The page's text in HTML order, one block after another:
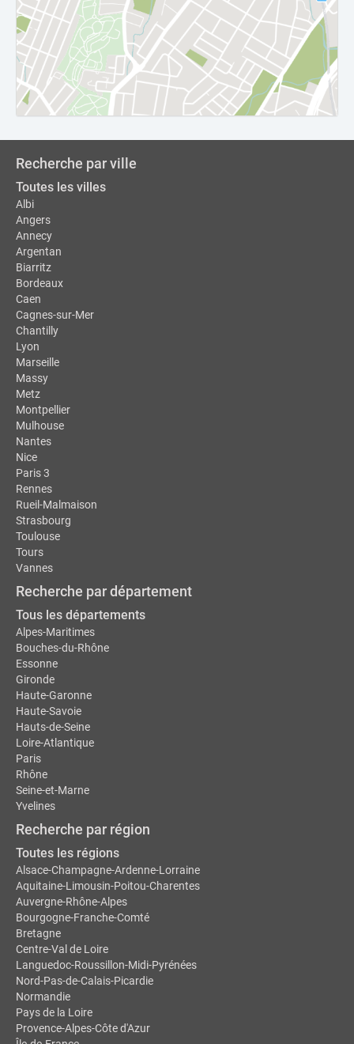
Recherche par ville
Toutes les villes
Albi
Angers
Annecy
Argentan
Biarritz
Bordeaux
Caen
Cagnes-sur-Mer
Chantilly
Lyon
Marseille
Massy
Metz
Montpellier
Mulhouse
Nantes
Nice
Paris 3
Rennes
Rueil-Malmaison
Strasbourg
Toulouse
Tours
Vannes
Recherche par département
Tous les départements
Alpes-Maritimes
Bouches-du-Rhône
Essonne
Gironde
Haute-Garonne
Haute-Savoie
Hauts-de-Seine
Loire-Atlantique
Paris
Rhône
Seine-et-Marne
Yvelines
Recherche par région
Toutes les régions
Alsace-Champagne-Ardenne-Lorraine
Aquitaine-Limousin-Poitou-Charentes
Auvergne-Rhône-Alpes
Bourgogne-Franche-Comté
Bretagne
Centre-Val de Loire
Languedoc-Roussillon-Midi-Pyrénées
Nord-Pas-de-Calais-Picardie
Normandie
Pays de la Loire
Provence-Alpes-Côte d'Azur